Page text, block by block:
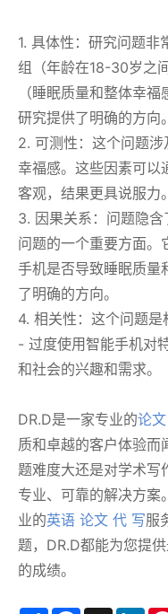
1. 具体性：研究问题
组（年龄在18-30岁之
（睡眠质量和整体幸
研究提供了明确的方向。
2. 可测性：这个问题
幸福感。这些因素可以
客观，结果更具说服力。
3. 因果关系：问题隐含
问题的一个重要方面。
手机是否导致睡眠质量
了明确的方向。
4. 相关性：这个问题
- 过度使用智能手机对
和社会的兴趣和需求。
DR.D是一家专业的论
质和卓越的客户体验而
题难度大还是对学术写
专业、可靠的解决方案
业的英语 论文 代 写服
题，DR.D都能为您提
的成绩。